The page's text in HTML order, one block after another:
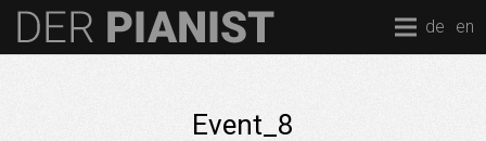
de en
Event_8